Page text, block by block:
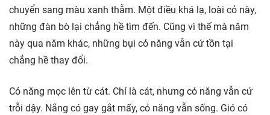
chuyển sang màu xanh thẫm. Một điều khá lạ, loài cỏ này,
những đàn bò lại chẳng hề tìm đến. Cũng vì thế mà năm
này qua năm khác, những bụi cỏ năng vẫn cứ tồn tại
chẳng hề thay đổi.
Cỏ năng mọc lên từ cát. Chỉ là cát, nhưng cỏ năng vẫn cứ
trỗi dậy. Nắng có gay gắt mấy, cỏ năng vẫn sống. Gió có